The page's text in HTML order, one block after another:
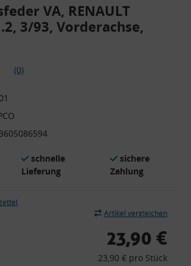
VA, RENAULT
3/93, Vorderachse,
(0)
schnelle
Lieferung
sichere
Zahlung
Artikel vergleichen
23,90 €
23,90 € pro Stück